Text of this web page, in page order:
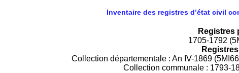
Inventaire des registres d’état civil
Registres
1705-1792
Collection départementale : An IV-1869
Collection communale : 1793-